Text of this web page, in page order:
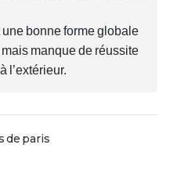
bonne forme globale
manque de réussite
l’extérieur.
de paris